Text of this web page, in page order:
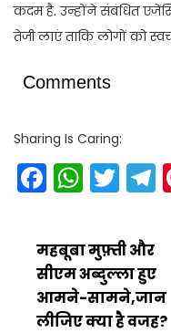
कदम है. उन्होंने संबंधित
तेजी लाएं ताकि लोगों को
Comments
Sharing Is Caring:
महबूबा मुफ़्ती और
सीएम अब्दुल्ला हुए
आमने-सामने,जान
लीजिए क्या है वजह?